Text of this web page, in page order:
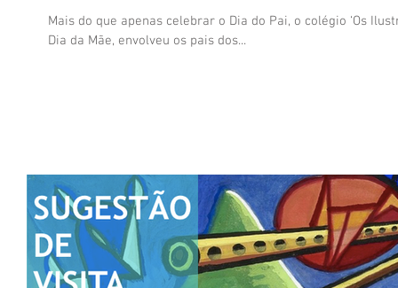
Mais do que apenas celebrar o Dia do Pai, o colégio ‘Os
Dia da Mãe, envolveu os pais dos...